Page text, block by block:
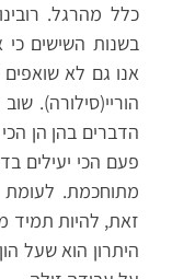
כלל מהרגל.
בשנות השישים כי
אנו גם לא
הוריי(סילורה).
הדברים בהן הן
פעם הכי יעילים
מתוחכמת.
זאת, להיות תמיד
היתרון הוא שעל